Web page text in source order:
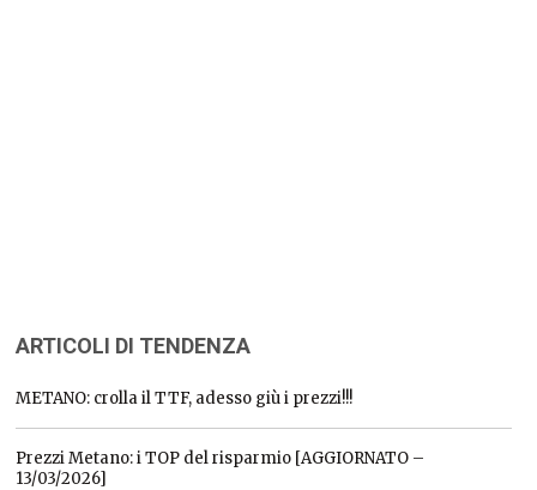
ARTICOLI DI TENDENZA
METANO: crolla il TTF, adesso giù i prezzi!!!
Prezzi Metano: i TOP del risparmio [AGGIORNATO –
13/03/2026]